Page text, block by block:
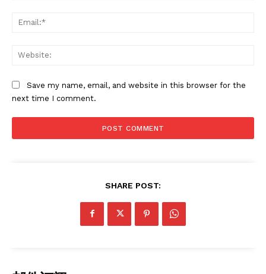
News Week
Save my name, email, and website in this browser for the
next time I comment.
SHARE POST: